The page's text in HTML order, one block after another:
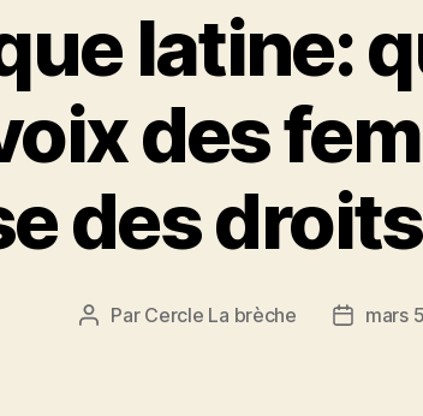
latine:
des
des
Auteur
Par Cercle La brèche
Datemars